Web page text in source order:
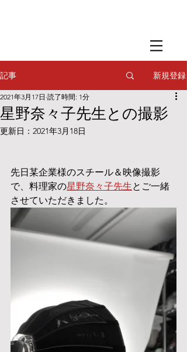
フードスタイリング
記事 新規登録
星野奈々子先生との撮影
2021年3月17日 読了時間: 1分
更新日： 2021年3月18日
先日某企業様のスチール＆映像撮影
で、料理家の星野奈々子先生とご一緒
させていただきました。